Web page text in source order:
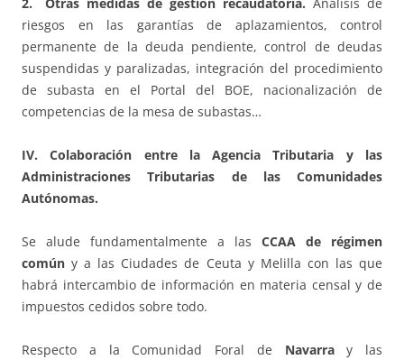
2. Otras medidas de gestión recaudatoria. Análisis de
riesgos en las garantías de aplazamientos, control
permanente de la deuda pendiente, control de deudas
suspendidas y paralizadas, integración del procedimiento
de subasta en el Portal del BOE, nacionalización de
competencias de la mesa de subastas…
IV. Colaboración entre la Agencia Tributaria y las
Administraciones Tributarias de las Comunidades
Autónomas.
Se alude fundamentalmente a las CCAA de régimen
común y a las Ciudades de Ceuta y Melilla con las que
habrá intercambio de información en materia censal y de
impuestos cedidos sobre todo.
Respecto a la Comunidad Foral de Navarray las